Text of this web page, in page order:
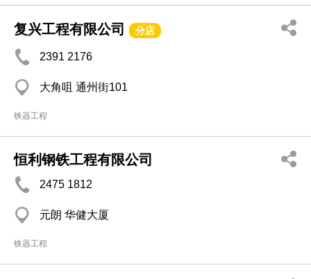
复兴工程有限公司 分店
2391 2176
大角咀 通州街101
铁器工程
恒利钢铁工程有限公司
2475 1812
元朗 华健大厦
铁器工程